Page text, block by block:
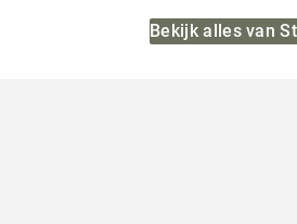
Bekijk alles van